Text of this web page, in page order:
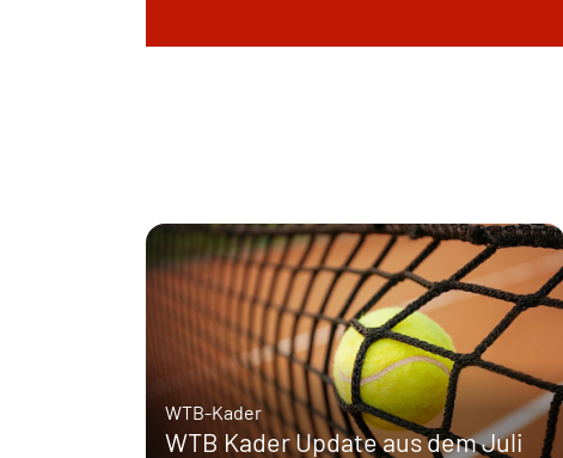
WTB-Kader
WTB Kader Update aus dem Juli